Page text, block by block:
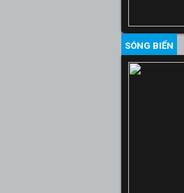
SÓNG BIỂN